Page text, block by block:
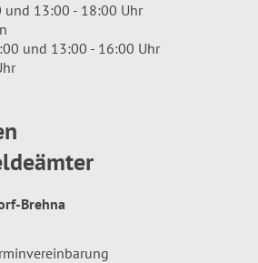
und 13:00 - 18:00 Uhr
und 13:00 - 16:00 Uhr
Brehna